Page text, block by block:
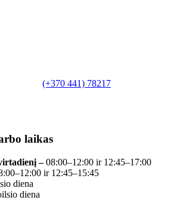
(+370 441) 78217
laikas
–08:00–12:00 ir 12:45–17:00
ir 12:45–15:45
diena
diena